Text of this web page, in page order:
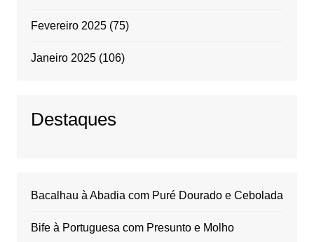
Fevereiro 2025(75)
Janeiro 2025(106)
Destaques
Bacalhau à Abadia com Puré Dourado e Cebolada
Bife à Portuguesa com Presunto e Molho